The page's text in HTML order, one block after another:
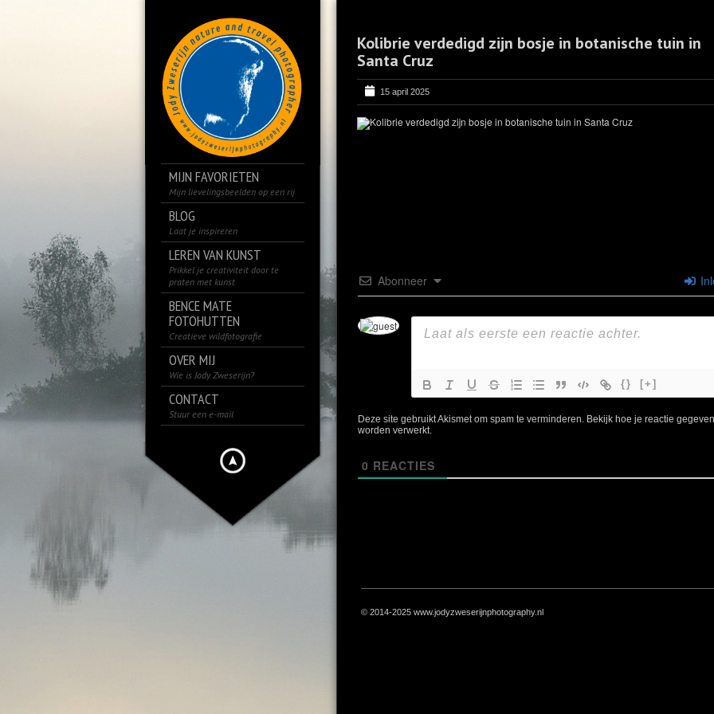
MIJN FAVORIETEN
Mijn lievelingsbeelden op een rij
BLOG
Laat je inspireren
LEREN VAN KUNST
Prikkel je creativiteit door te
praten met kunst
BENCE MATE
FOTOHUTTEN
Creatieve wildfotografie
OVER MIJ
Wie is Jody Zweserijn?
CONTACT
Stuur een e-mail
Kolibrie verdedigd zijn bosje in botanische tuin in
Santa Cruz
15 april 2025
Abonneer
{} [+]
Deze site gebruikt Akismet om spam te verminderen. Bekijk hoe je reactie
worden verwerkt.
0 REACTIES
© 2014-2025 www.jodyzweserijnphotography.nl